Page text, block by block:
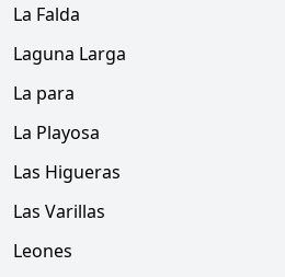
La Falda
Laguna Larga
La para
La Playosa
Las Higueras
Las Varillas
Leones